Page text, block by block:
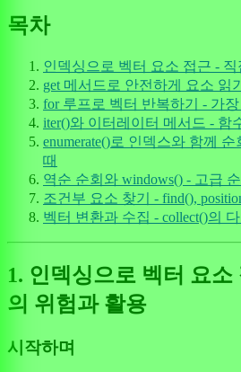
목차
인덱싱으로 벡터 요소 접근 -
get 메서드로 안전하게 요소 읽
for 루프로 벡터 반복하기 - 가
iter()와 이터레이터 메서드 - 함
enumerate()로 인덱스와 함께
때
역순 순회와 windows() - 고급
조건부 요소 찾기 - find(),
벡터 변환과 수집 - collect()의
1. 인덱싱으로 벡터 요소
의 위험과 활용
시작하며